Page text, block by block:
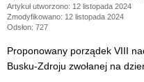
Artykuł utworzono: 12 listopada 2024
Zmodyfikowano: 12 listopada 2024
Odsłon: 727
Proponowany porządek VIII
Busku-Zdroju zwołanej na